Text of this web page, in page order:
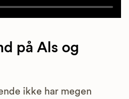
på Als og
ikke har megen